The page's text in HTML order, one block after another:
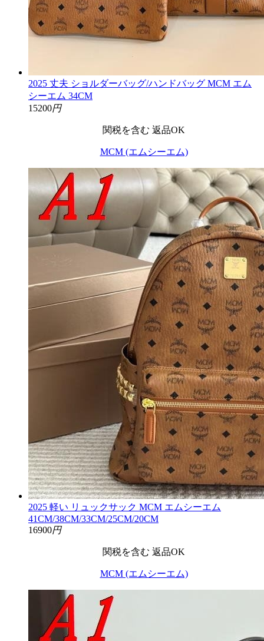
2025 丈夫 ショルダーバッグ/ハンドバッグ MCM エム
シーエム 34CM
15200円
関税を含む 返品OK
MCM (エムシーエム)
2025 軽い リュックサック MCM エムシーエム
41CM/38CM/33CM/25CM/20CM
16900円
関税を含む 返品OK
MCM (エムシーエム)